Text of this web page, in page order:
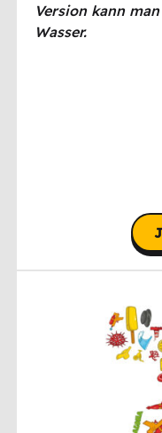
Version kann
Wasser.